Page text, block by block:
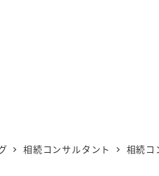
相続コンサルタント 相続コ